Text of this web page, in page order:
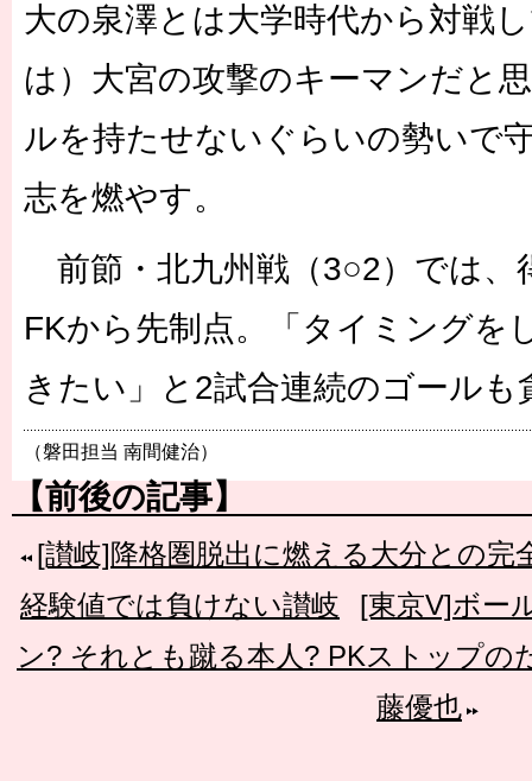
大の泉澤とは大学時代から対戦
は）大宮の攻撃のキーマンだと
ルを持たせないぐらいの勢いで
志を燃やす。
前節・北九州戦（3○2）では、
FKから先制点。「タイミングを
きたい」と2試合連続のゴール
（磐田担当 南間健治）
【前後の記事】
[讃岐]降格圏脱出に燃える大分との完
経験値では負けない讃岐
[東京V]ボー
ン? それとも蹴る本人? PKストップの
藤優也